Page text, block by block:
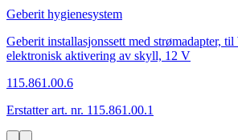
Geberit hygienesystem
Geberit installasjonssett med strømadapter,
elektronisk aktivering av skyll, 12 V
115.861.00.6
Erstatter art. nr. 115.861.00.1